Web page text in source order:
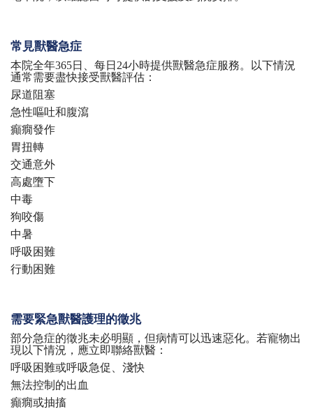
常見獸醫急症
本院全年365日、每日24小時提供獸醫急症服務。以下情況
通常需要盡快接受獸醫評估：
尿道阻塞
急性嘔吐和腹瀉
癲癇發作
胃扭轉
交通意外
高處墮下
中毒
狗咬傷
中暑
呼吸困難
行動困難
需要緊急獸醫護理的徵兆
部分急症的徵兆未必明顯，但病情可以迅速惡化。若寵物出
現以下情況，應立即聯絡獸醫：
呼吸困難或呼吸急促、淺快
無法控制的出血
癲癇或抽搐